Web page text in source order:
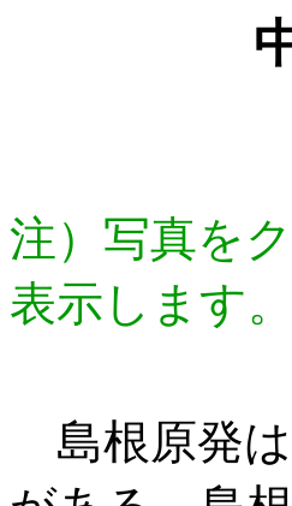
注）写真を
表示します。
島根原発は